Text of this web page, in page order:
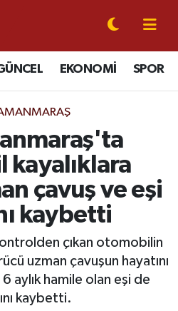
EKONOMİ SPOR
çavuş ve eşi
kaybetti
çıkan otomobilin
uzman çavuşun hayatını
aylık hamile olan eşi de
kaybetti.
Eczaneler
Durumu
Yoğunluk Haritası
ve Fikstür